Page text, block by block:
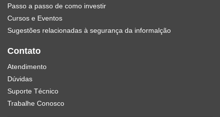
Passo a passo de como investir
Cursos e Eventos
Sugestões relacionadas à segurança da informalção
Contato
Atendimento
Dúvidas
Suporte Técnico
Trabalhe Conosco